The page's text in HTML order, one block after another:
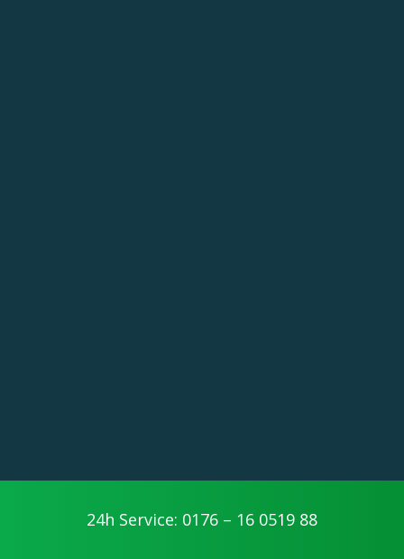
24h Service: 0176 – 16 0519 88